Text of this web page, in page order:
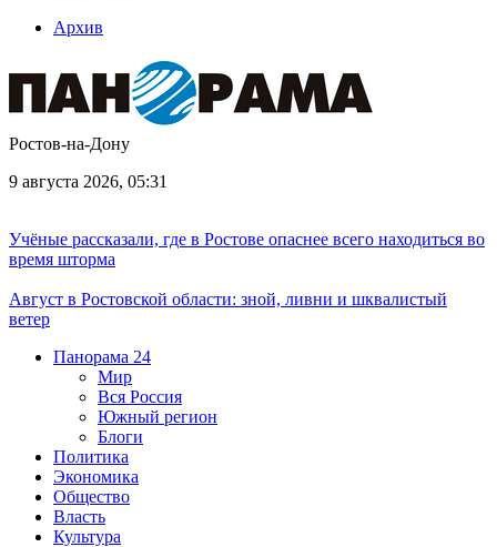
Архив
Ростов-на-Дону
9 августа 2026, 05:31
Учёные рассказали, где в Ростове опаснее всего находиться во
время шторма
Август в Ростовской области: зной, ливни и шквалистый
ветер
Панорама 24
Мир
Вся Россия
Южный регион
Блоги
Политика
Экономика
Общество
Власть
Культура